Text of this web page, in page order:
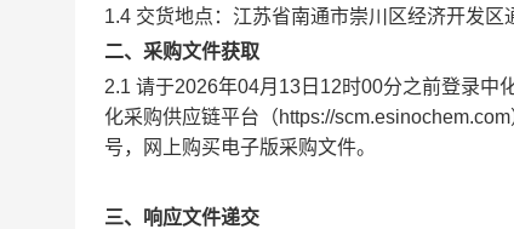
1.4 交货地点：江苏省南通市崇川区经济开发区
二、采购文件获取
2.1 请于2026年04月13日12时00分之前登录中
化采购供应链平台（https://
号，网上购买电子版采购文件。
三、响应文件递交